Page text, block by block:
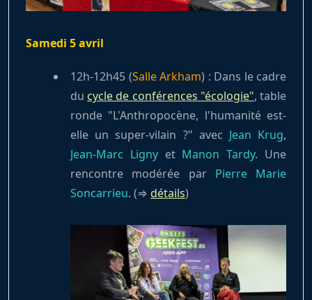
Samedi 5 avril
12h-12h45 (Salle Arkham) : Dans le cadre
du cycle de conférences "écologie", table
ronde "L'Anthropocène, l'humanité est-
elle un super-vilain ?" avec Jean Krug,
Jean-Marc Lignyet Manon Tardy. Une
rencontre modérée par Pierre Marie
Soncarrieu. (⇒ détails)